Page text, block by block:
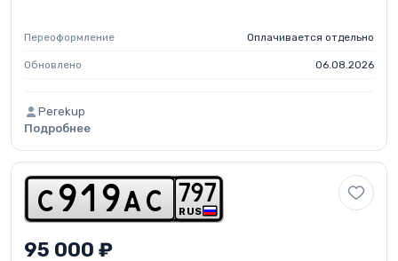
Переоформление Оплачивается отдельно
Обновлено 06.08.2026
Perekup
Подробнее
c 9 1 9 a c RUS
79 7
95 000 ₽